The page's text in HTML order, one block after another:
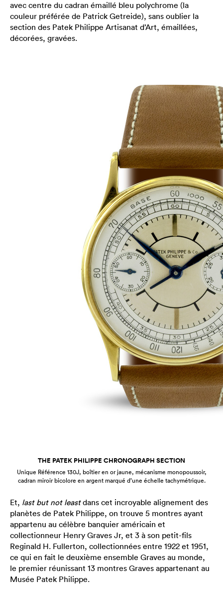
avec centre du cadran émaillé bleu polychrome (la
couleur préférée de Patrick Getreide), sans oublier la
section des Patek Philippe Artisanat d’Art, émaillées,
décorées, gravées.
THE PATEK PHILIPPE CHRONOGRAPH SECTION
Unique Référence 130J, boîtier en or jaune, mécanisme monopoussoir,
cadran miroir bicolore en argent marqué d’une échelle tachymétrique.
Et, last but not leastdans cet incroyable alignement des
planètes de Patek Philippe, on trouve 5 montres ayant
appartenu au célèbre banquier américain et
collectionneur Henry Graves Jr, et 3 à son petit-fils
Reginald H. Fullerton, collectionnées entre 1922 et 1951,
ce qui en fait le deuxième ensemble Graves au monde,
le premier réunissant 13 montres Graves appartenant au
Musée Patek Philippe.